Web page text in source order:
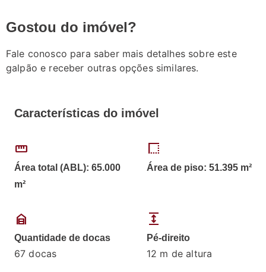
Gostou do imóvel?
Fale conosco para saber mais detalhes sobre este
galpão e receber outras opções similares.
Características do imóvel
straighten
Área total (ABL): 65.000
m²
border_style
Área de piso: 51.395 m²
garage_home
Quantidade de docas
67 docas
expand
Pé-direito
12 m de altura